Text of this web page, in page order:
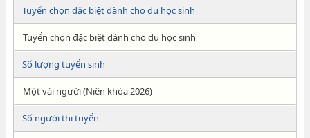
Tuyển chọn đặc biệt dành cho du học sinh
Tuyển chọn đặc biệt dành cho du học sinh
Số lượng tuyển sinh
Một vài người (Niên khóa 2026)
Số người thi tuyển